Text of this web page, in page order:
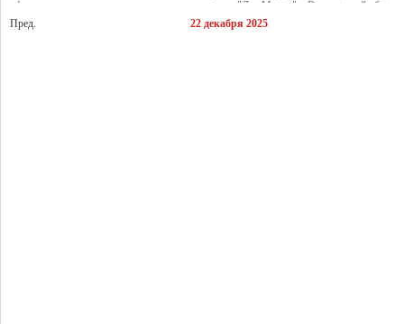
официальная линия связи с тематическим парком "Дед Мороз" в Вологодской области
открывается уже в четвертый раз. Бесплатный номер 8 800 101-10-42 будет работать
Пред. 22 декабря 2025